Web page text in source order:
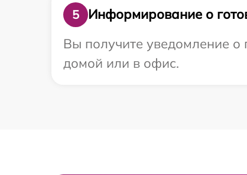
5
Информирование о
Вы получите уведомление о
домой или в офис.